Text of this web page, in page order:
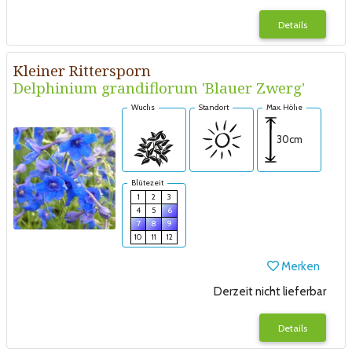
Details
Kleiner Rittersporn
Delphinium grandiflorum 'Blauer Zwerg'
Wuchs Standort Max. Höhe
30cm
Blütezeit
1
2
3
4
5
6
7
8
9
10
11 12
Merken
Derzeit nicht lieferbar
Details